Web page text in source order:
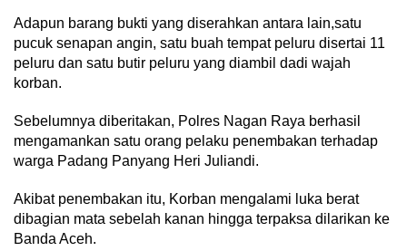
Adapun barang bukti yang diserahkan antara lain,satu
pucuk senapan angin, satu buah tempat peluru disertai 11
peluru dan satu butir peluru yang diambil dadi wajah
korban.
Sebelumnya diberitakan, Polres Nagan Raya berhasil
mengamankan satu orang pelaku penembakan terhadap
warga Padang Panyang Heri Juliandi.
Akibat penembakan itu, Korban mengalami luka berat
dibagian mata sebelah kanan hingga terpaksa dilarikan ke
Banda Aceh.